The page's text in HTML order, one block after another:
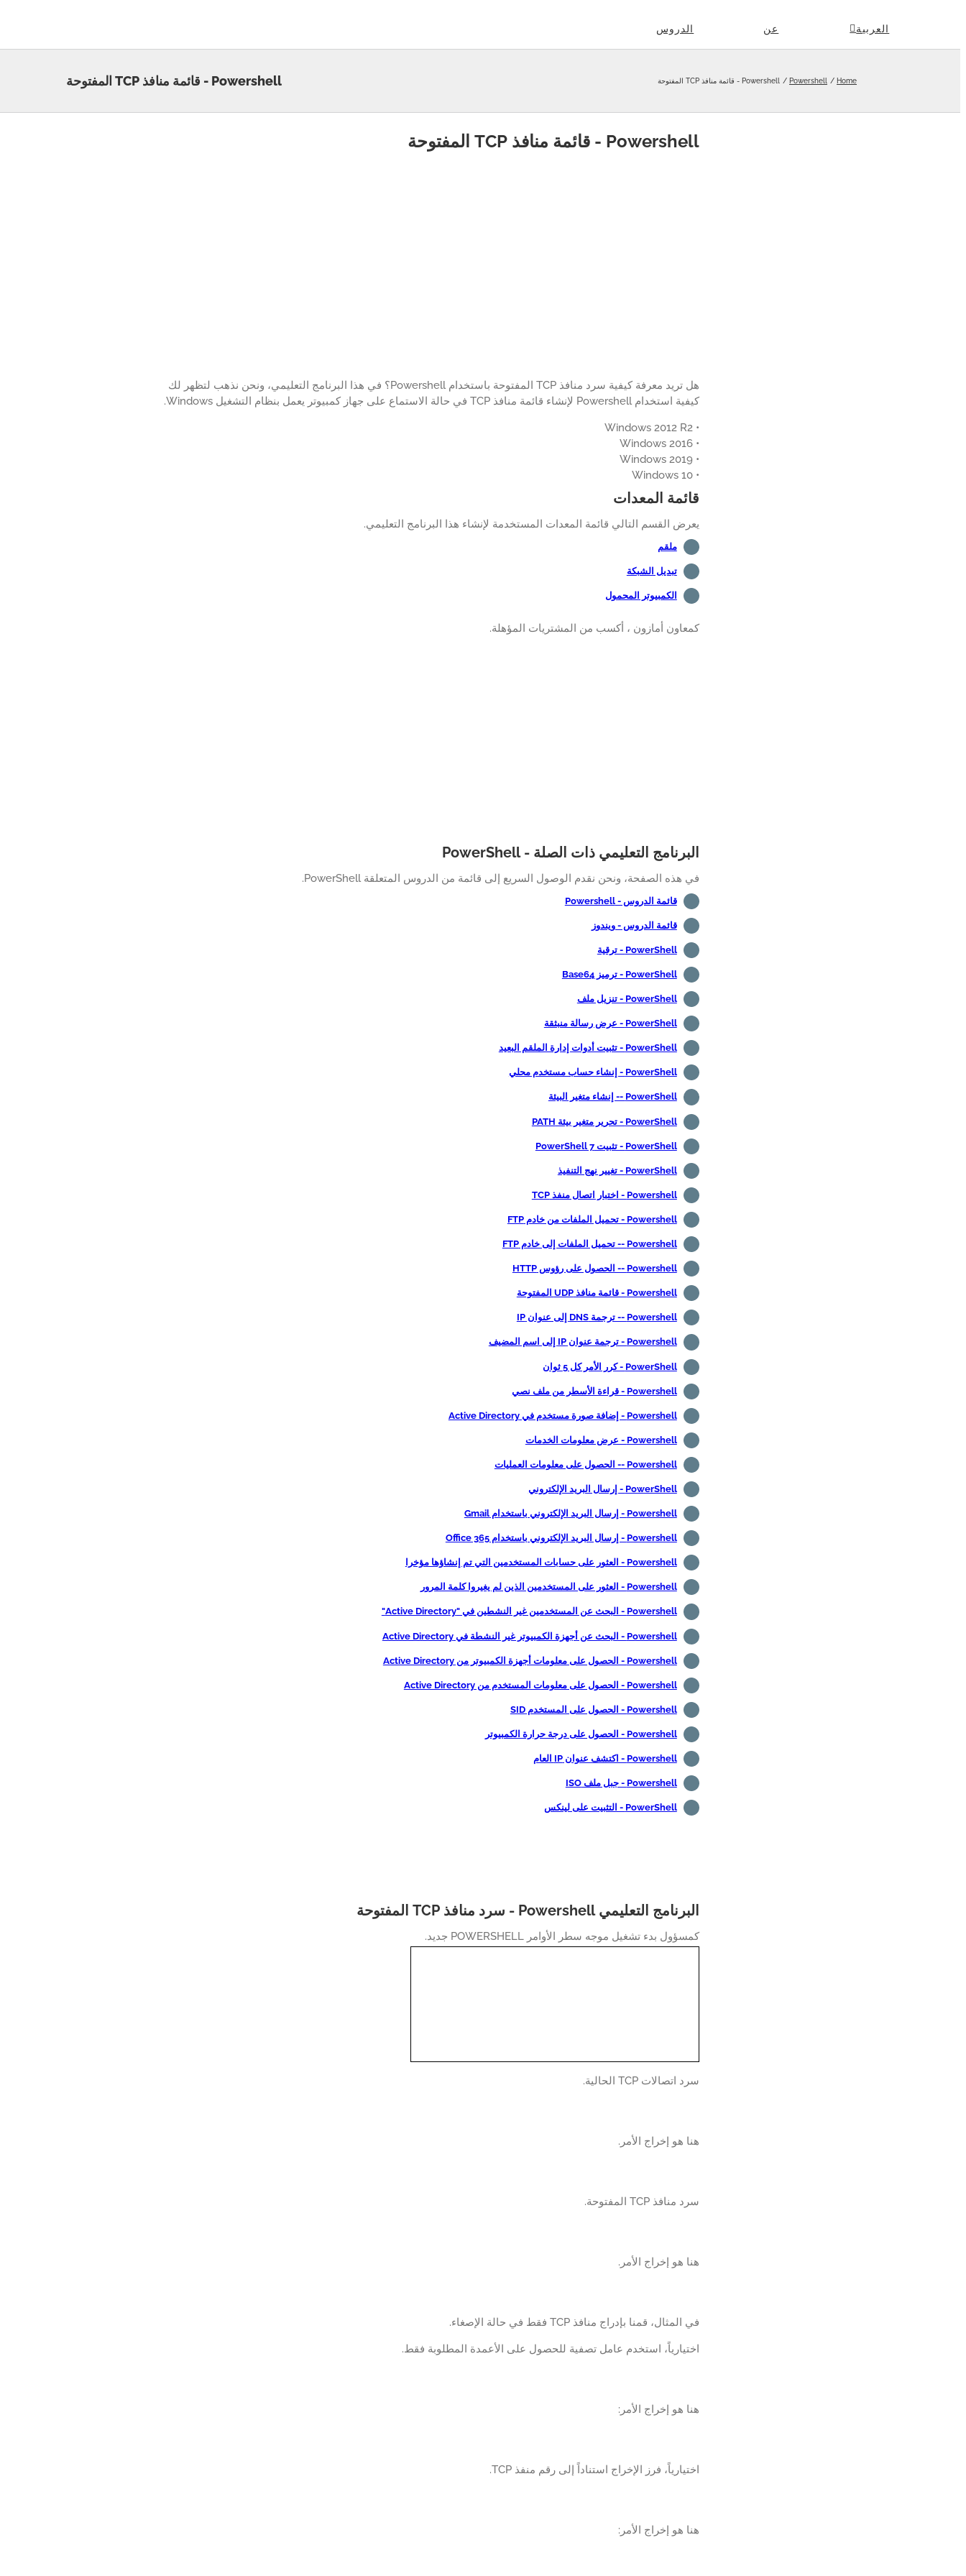
الدروس عن العربية
Powershell - قائمة منافذ TCP المفتوحة Home
Powershell Powershell - قائمة منافذ TCP المفتوحة
Powershell - قائمة منافذ TCP المفتوحة
هل تريد معرفة كيفية سرد منافذ TCP المفتوحة باستخدام Powershell؟ في هذا البرنامج التعليمي، ونحن نذهب لتظهر لك
كيفية استخدام Powershell لإنشاء قائمة منافذ TCP في حالة الاستماع على جهاز كمبيوتر يعمل بنظام التشغيل Windows.
• Windows 2012 R2
• Windows 2016
• Windows 2019
• Windows 10
قائمة المعدات
يعرض القسم التالي قائمة المعدات المستخدمة لإنشاء هذا البرنامج التعليمي.
ملقم
تبديل الشبكة
الكمبيوتر المحمول
كمعاون أمازون ، أكسب من المشتريات المؤهلة.
البرنامج التعليمي ذات الصلة - PowerShell
في هذه الصفحة، ونحن نقدم الوصول السريع إلى قائمة من الدروس المتعلقة PowerShell.
قائمة الدروس - Powershell
قائمة الدروس - ويندوز
PowerShell - ترقية
PowerShell - ترميز Base64
PowerShell - تنزيل ملف
PowerShell - عرض رسالة منبثقة
PowerShell - تثبيت أدوات إدارة الملقم البعيد
PowerShell - إنشاء حساب مستخدم محلي
PowerShell -- إنشاء متغير البيئة
PowerShell - تحرير متغير بيئة PATH
PowerShell - تثبيت PowerShell 7
PowerShell - تغيير نهج التنفيذ
Powershell - اختبار اتصال منفذ TCP
Powershell - تحميل الملفات من خادم FTP
Powershell -- تحميل الملفات إلى خادم FTP
Powershell -- الحصول على رؤوس HTTP
Powershell - قائمة منافذ UDP المفتوحة
Powershell -- ترجمة DNS إلى عنوان IP
Powershell - ترجمة عنوان IP إلى اسم المضيف
PowerShell - كرر الأمر كل 5 ثوان
Powershell - قراءة الأسطر من ملف نصي
Powershell - إضافة صورة مستخدم في Active Directory
Powershell - عرض معلومات الخدمات
Powershell -- الحصول على معلومات العمليات
PowerShell - إرسال البريد الإلكتروني
Powershell - إرسال البريد الإلكتروني باستخدام Gmail
Powershell - إرسال البريد الإلكتروني باستخدام Office 365
Powershell - العثور على حسابات المستخدمين التي تم إنشاؤها مؤخرا
Powershell - العثور على المستخدمين الذين لم يغيروا كلمة المرور
Powershell - البحث عن المستخدمين غير النشطين في "Active Directory"
Powershell - البحث عن أجهزة الكمبيوتر غير النشطة في Active Directory
Powershell - الحصول على معلومات أجهزة الكمبيوتر من Active Directory
Powershell - الحصول على معلومات المستخدم من Active Directory
Powershell - الحصول على المستخدم SID
Powershell - الحصول على درجة حرارة الكمبيوتر
Powershell - اكتشف عنوان IP العام
Powershell - جبل ملف ISO
PowerShell - التثبيت على لينكس
البرنامج التعليمي Powershell - سرد منافذ TCP المفتوحة
كمسؤول بدء تشغيل موجه سطر الأوامر POWERSHELL جديد.
سرد اتصالات TCP الحالية.
هنا هو إخراج الأمر.
سرد منافذ TCP المفتوحة.
هنا هو إخراج الأمر.
في المثال، قمنا بإدراج منافذ TCP فقط في حالة الإصغاء.
اختيارياً، استخدم عامل تصفية للحصول على الأعمدة المطلوبة فقط.
هنا هو إخراج الأمر:
اختيارياً، فرز الإخراج استناداً إلى رقم منفذ TCP.
هنا هو إخراج الأمر: